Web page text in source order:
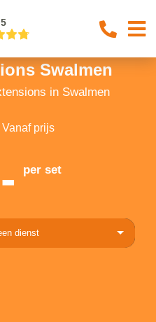
Swalmen
in Swalmen
Vanaf prijs
per set
dienst